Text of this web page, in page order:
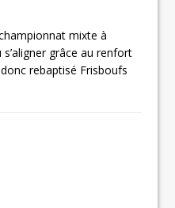
mixte à
grâce au renfort
rebaptisé Frisboufs